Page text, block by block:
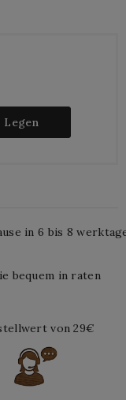
Legen
in 6 bis 8
bequem in raten
von 29€